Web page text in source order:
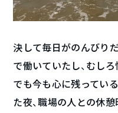
決して毎日がのんびり
で働いていたし、むし
でも今も心に残ってい
た夜、職場の人との休